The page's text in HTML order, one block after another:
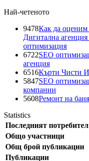
Най-четеното
9478Как да оценим
Дигитална
оптимизация
6722SEO
агенция
6516Кърти Чисти
5847SEO
компании
5608Ремонт на
Statistics
Последният потребител
Общо участници
Общ брой публикации
Публикации